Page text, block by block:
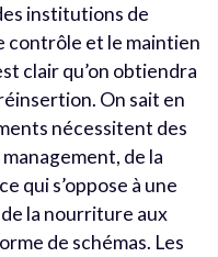
institutions de
contrôle et le maintien
clair qu’on obtiendra
On sait en
nécessitent des
de la
qui s’oppose à une
la nourriture aux
de schémas. Les